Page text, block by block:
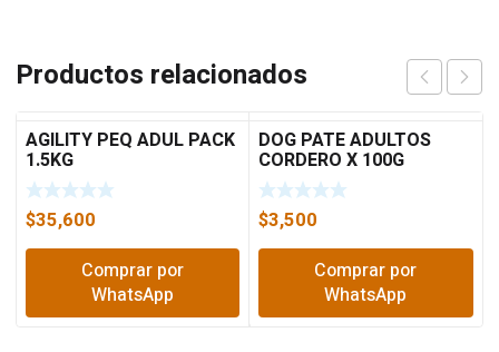
Productos relacionados
AGILITY PEQ ADUL PACK
1.5KG
$35,600
Comprar por
WhatsApp
DOG PATE ADULTOS
CORDERO X 100G
$3,500
Comprar por
WhatsApp